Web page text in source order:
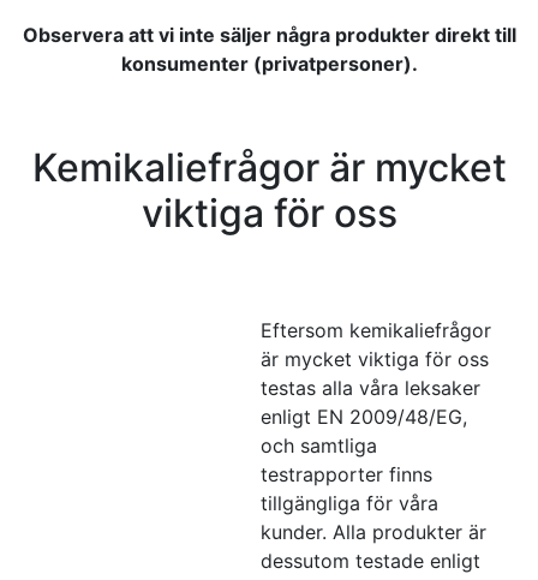
Observera att vi inte säljer några produkter direkt till
konsumenter (privatpersoner).
Kemikaliefrågor är mycket
viktiga för oss
Eftersom kemikaliefrågor
är mycket viktiga för oss
testas alla våra leksaker
enligt EN 2009/48/EG,
och samtliga
testrapporter finns
tillgängliga för våra
kunder. Alla produkter är
dessutom testade enligt